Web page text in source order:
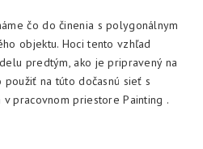
čo do činenia s polygonálnym
objektu. Hoci tento vzhľad
predtým, ako je pripravený na
na túto dočasnú sieť s
pracovnom priestore Painting .